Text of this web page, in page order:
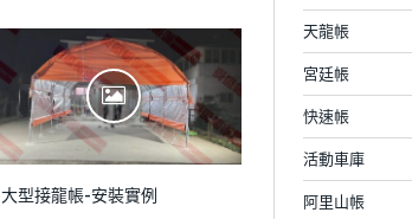
大型接龍帳-安裝實例
天龍帳
宮廷帳
快速帳
活動車庫
阿里山帳